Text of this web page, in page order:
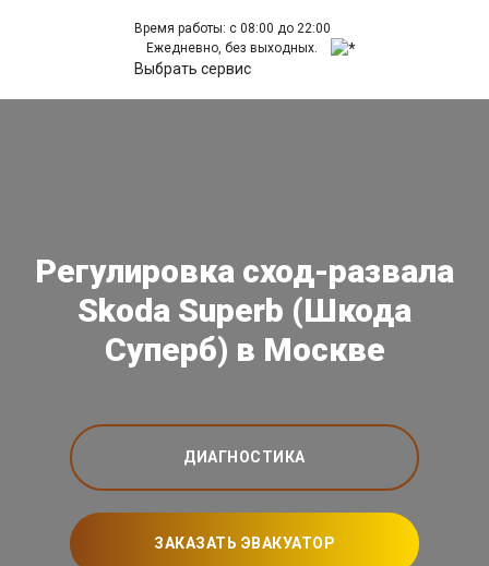
Время работы: с 08:00 до 22:00
Ежедневно, без выходных.
Выбрать сервис
Регулировка сход-развала
Skoda Superb (Шкода
Суперб) в Москве
ДИАГНОСТИКА
ЗАКАЗАТЬ ЭВАКУАТОР